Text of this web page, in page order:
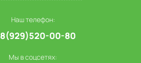
Наш телефон:
8(929)520-00-80
Мы в соцсетях: